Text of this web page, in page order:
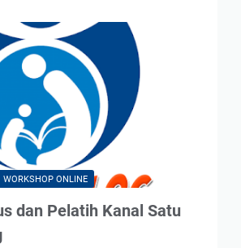
WORKSHOP ONLINE
dan Pelatih Kanal Satu